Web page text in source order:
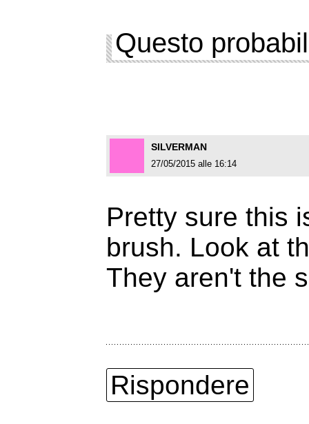
Questo
SILVERMAN
27/05/2015 alle 16:14
Pretty sure this
brush. Look at
They aren't the
Rispondere